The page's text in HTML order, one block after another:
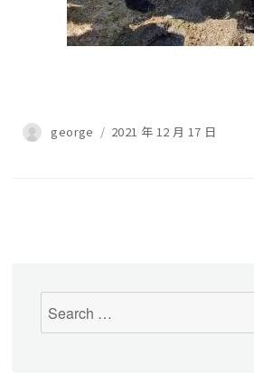
george 2021 年 12 月 17 日